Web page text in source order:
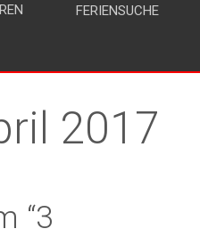
FERIENSUCHE
2017
“3